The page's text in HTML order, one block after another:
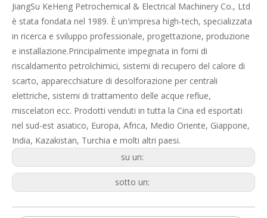
JiangSu KeHeng Petrochemical & Electrical Machinery Co., Ltd
è stata fondata nel 1989. È un'impresa high-tech, specializzata
in ricerca e sviluppo professionale, progettazione, produzione
e installazione.Principalmente impegnata in forni di
riscaldamento petrolchimici, sistemi di recupero del calore di
scarto, apparecchiature di desolforazione per centrali
elettriche, sistemi di trattamento delle acque reflue,
miscelatori ecc. Prodotti venduti in tutta la Cina ed esportati
nel sud-est asiatico, Europa, Africa, Medio Oriente, Giappone,
India, Kazakistan, Turchia e molti altri paesi.
su un:
sotto un: